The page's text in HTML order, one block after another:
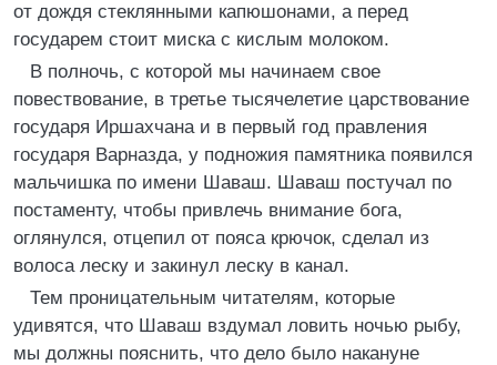
от дождя стеклянными капюшонами, а перед
государем стоит миска с кислым молоком.
В полночь, с которой мы начинаем свое
повествование, в третье тысячелетие царствование
государя Иршахчана и в первый год правления
государя Варназда, у подножия памятника появился
мальчишка по имени Шаваш. Шаваш постучал по
постаменту, чтобы привлечь внимание бога,
оглянулся, отцепил от пояса крючок, сделал из
волоса леску и закинул леску в канал.
Тем проницательным читателям, которые
удивятся, что Шаваш вздумал ловить ночью рыбу,
мы должны пояснить, что дело было накануне